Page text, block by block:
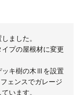
ました。
プの屋根材に変更
ッキ樹の木Ⅲを設置
ェンスでガレージ
います。